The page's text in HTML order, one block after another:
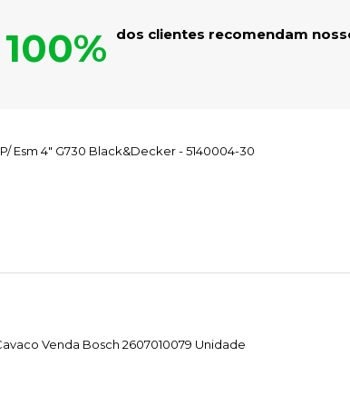
100% dos clientes recomendam
Esm 4" G730 Black&Decker - 5140004-30
Venda Bosch 2607010079 Unidade